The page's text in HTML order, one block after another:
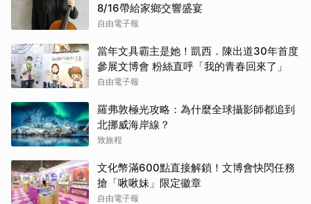
8/16帶給家鄉交響盛宴
自由電子報
當年文具霸主是她！凱西．陳出道30年首度
參展文博會 粉絲直呼「我的青春回來了」
自由電子報
羅弗敦極光攻略：為什麼全球攝影師都追到
北挪威海岸線？
致旅程
文化幣滿600點直接解鎖！文博會快閃任務
搶「啾啾妹」限定徽章
自由電子報